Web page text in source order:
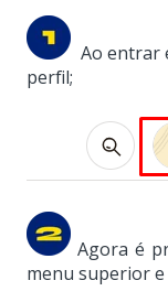
Ao entrar
perfil;
Agora é
menu superior e